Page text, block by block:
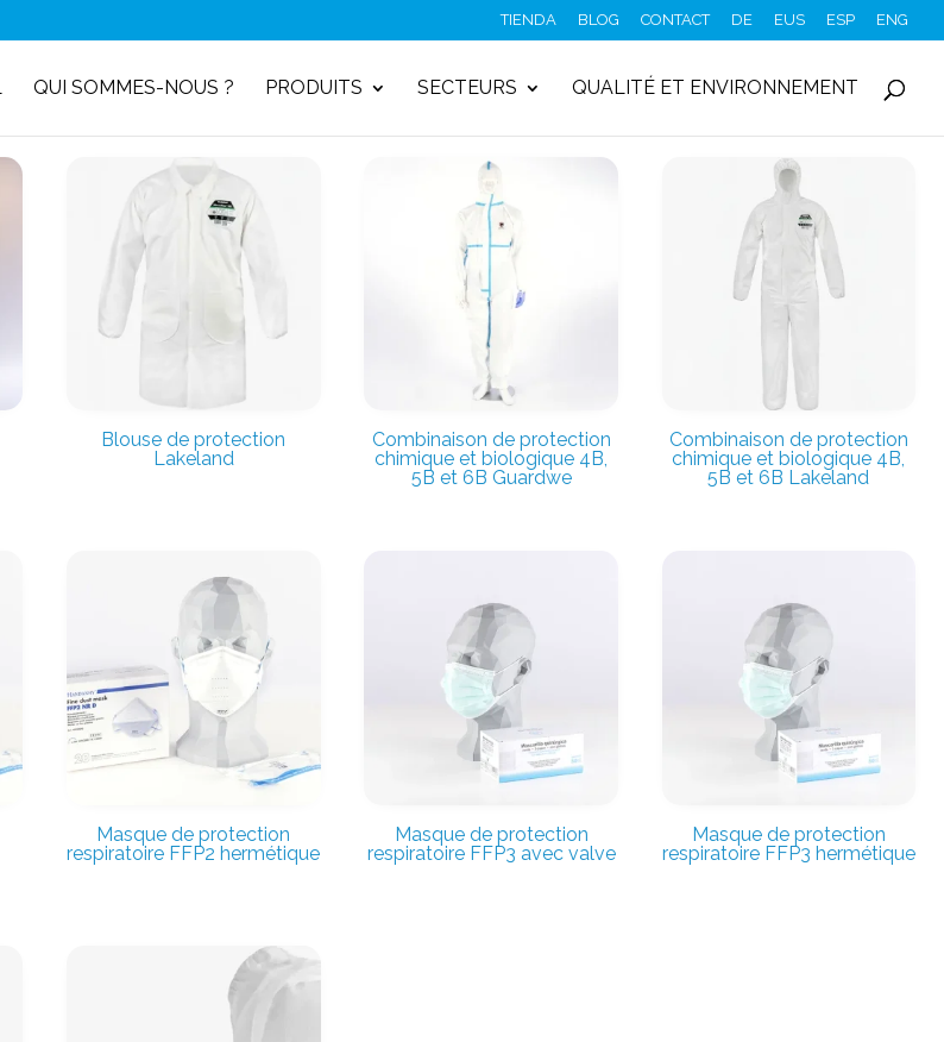
TIENDA BLOG CONTACT DE EUS ESP ENG
QUI SOMMES-NOUS ? PRODUITS SECTEURS QUALITÉ ET ENVIRONNEMENT
Blouse de protection
Lakeland
Combinaison de protection
chimique et biologique 4B,
5B et 6B Guardwe
Combinaison de protection
chimique et biologique 4B,
5B et 6B Lakeland
Masque de protection
respiratoire FFP2 hermétique
Masque de protection
respiratoire FFP3 avec valve
Masque de protection
respiratoire FFP3 hermétique